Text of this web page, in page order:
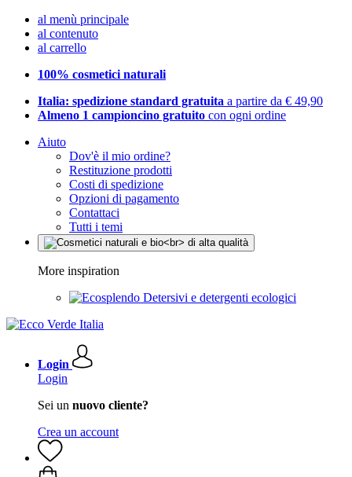
al menù principale
al contenuto
al carrello
100% cosmetici naturali
Italia: spedizione standard gratuita a partire da € 49,90
Almeno 1 campioncino gratuito con ogni ordine
Aiuto
Dov'è il mio ordine?
Restituzione prodotti
Costi di spedizione
Opzioni di pagamento
Contattaci
Tutti i temi
More inspiration
Detersivi e detergenti ecologici
Login
Login
Sei un nuovo cliente?
Crea un account